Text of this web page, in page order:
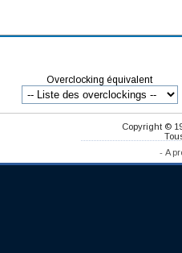
Overclocking équivalent
Copyright ©
- A